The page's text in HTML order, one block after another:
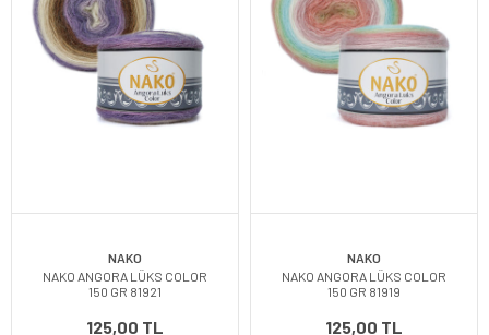
NAKO
NAKO ANGORA LÜKS COLOR
150 GR 81921
125,00 TL
NAKO
NAKO ANGORA LÜKS COLOR
150 GR 81919
125,00 TL